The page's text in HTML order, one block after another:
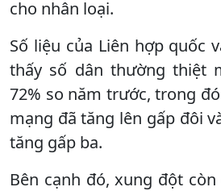
cho nhân loại.
Số liệu của Liên hợp quốc
thấy số dân thường thiệt
72% so năm trước, trong
mạng đã tăng lên gấp đôi
tăng gấp ba.
Bên cạnh đó, xung đột